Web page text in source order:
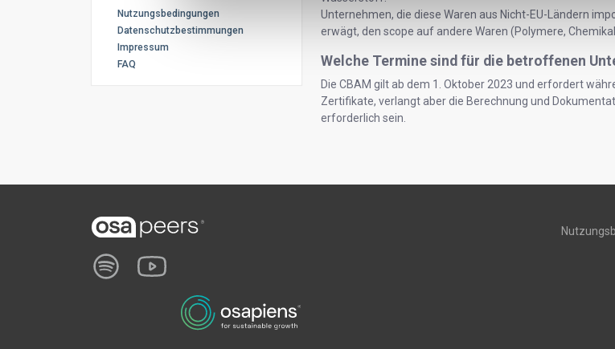
Unternehmen, die diese Waren aus Nicht-EU-Ländern
erwägt, den scope auf andere Waren (Polymere,
Welche Termine sind für die betroffenen
Die CBAM gilt ab dem 1. Oktober 2023 und erfordert
Zertifikate, verlangt aber die Berechnung und
erforderlich sein.
Nutzungsbedingungen
Datenschutzbestimmungen
Impressum
FAQ